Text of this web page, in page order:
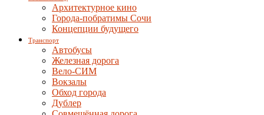
Архитектурное кино
Города-побратимы Сочи
Концепции будущего
Транспорт
Автобусы
Железная дорога
Вело-СИМ
Вокзалы
Обход города
Дублер